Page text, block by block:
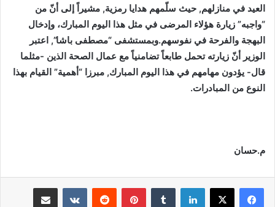
العيد في منازلهم, حيث سلّمهم هدايا رمزية, مشيراً إلى أنّ من
“واجبه” زيارة هؤلاء المرضى في مثل هذا اليوم المبارك، وإدخال
البهجة والفرحة في نفوسهم.وبمستشفى “مصطفى باشا”, اعتبر
الوزير أنّ زيارته تحمل طابعاً تضامنياً مع عمال الصحة الذين -مثلما
قال- يؤدون مهامهم في هذا اليوم المبارك, مبرزا “أهمية” القيام بهذا
النوع من المبادرات.
م.حسان
لينكدإن بينتيريست